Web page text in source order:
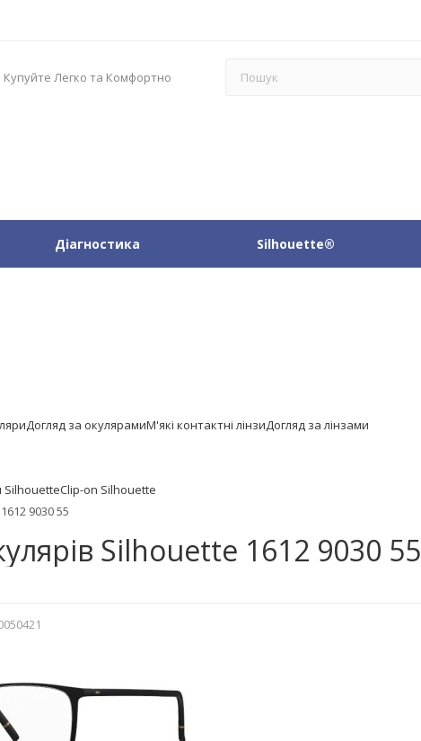
Купуйте Легко та Комфортно
Діагностика Silhouette®
Догляд за окулярамиМ'які контактні лінзиДогляд за лінзами
SilhouetteClip-on Silhouette
9030 55
Silhouette 1612 9030 55